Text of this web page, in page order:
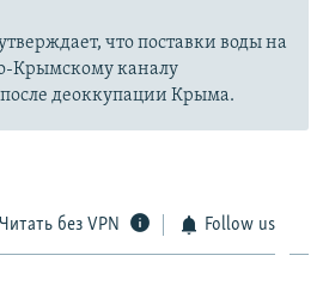
что поставки воды на
Крымскому каналу
после деоккупации Крыма.
Читать без VPN Follow us